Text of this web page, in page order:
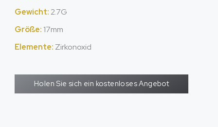
Gewicht: 2.7G
Größe: 17mm
Elemente: Zirkonoxid
Holen Sie sich ein kostenloses Angebot